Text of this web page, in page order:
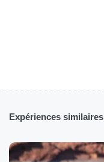
Expériences similaires